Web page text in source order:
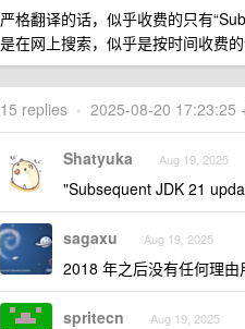
严格翻译的话，似乎收费的只有
是在网上搜索，似乎是按时间收费
15 replies • 2025-08-20 17:23:25
Shatyuka Aug 19, 2025
"Subsequent JDK 21
sagaxu Aug 19, 2025
2018 年之后没有任何理由
spritecn Aug 19, 2025